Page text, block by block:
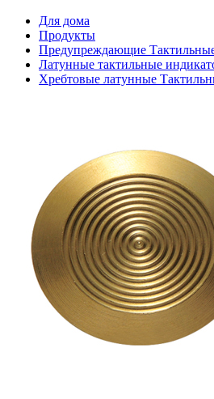
Для дома
Продукты
Предупреждающие
Латунные тактильные
Хребтовые латунные